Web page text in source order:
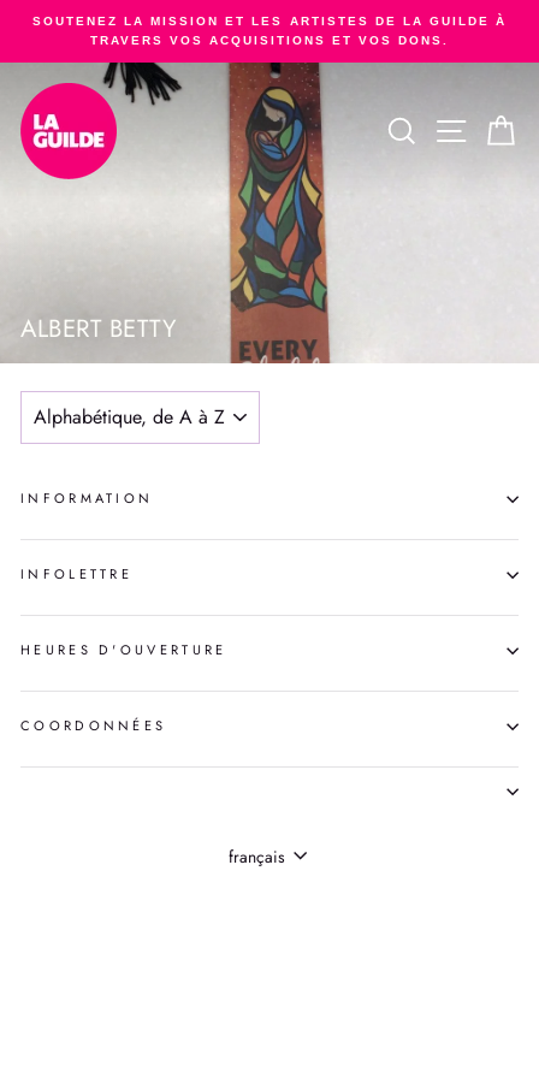
Passer
contenu
Pause
SOUTENEZ LA MISSION ET LES ARTISTES DE LA GUILDE À
TRAVERS VOS ACQUISITIONS ET VOS DONS.
RECHERCHER
ALBERT BETTY
INFORMATION
INFOLETTRE
HEURES D'OUVERTURE
COORDONNÉES
LANGUE
français